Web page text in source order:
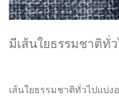
มีเส้นใยธรรมชาติทั่
เส้นใยธรรมชาติทั่วไปแบ่